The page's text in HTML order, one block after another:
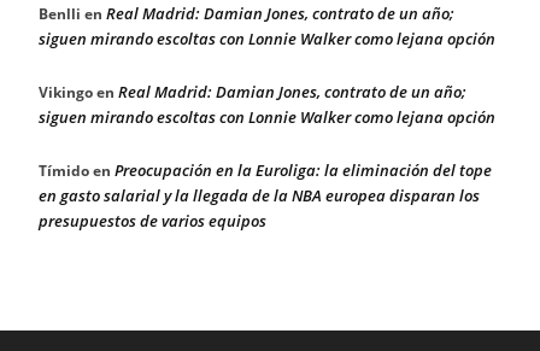
Benlli en Real Madrid: Damian Jones, contrato de un año;
siguen mirando escoltas con Lonnie Walker como lejana opción
Vikingoen Real Madrid: Damian Jones, contrato de un año;
siguen mirando escoltas con Lonnie Walker como lejana opción
Tímidoen Preocupación en la Euroliga: la eliminación del tope
en gasto salarial y la llegada de la NBA europea disparan los
presupuestos de varios equipos